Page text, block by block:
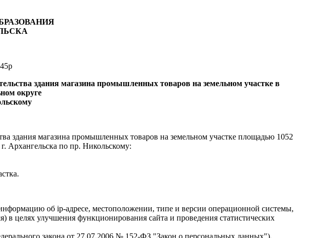
здания магазина промышленных товаров на земельном участке в
округе
здания магазина промышленных товаров на земельном участке площадью 1052
Архангельска по пр. Никольскому:
об ip-адресе, местоположении, типе и версии операционной системы,
в целях улучшения функционирования сайта и проведения статистических
закона от 27.07.2006 № 152-ФЗ "Закон о персональных данных").